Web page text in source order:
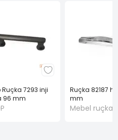
Ruçka 7293 inji
96 mm
Ruçka 82187
mm
Mebel